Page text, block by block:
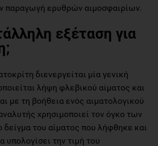
παραγωγή ερυθρών αιμοσφαιρίων.
εξέταση για
διενεργείται μία γενική
λήψη φλεβικού αίματος και
με τη βοήθεια ενός αιματολογικού
χρησιμοποιεί τον όγκο των
του αίματος που λήφθηκε και
υπολογίσει την τιμή του